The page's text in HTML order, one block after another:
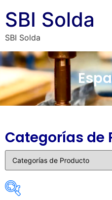
SBI Solda
SBI Solda
Categorías de